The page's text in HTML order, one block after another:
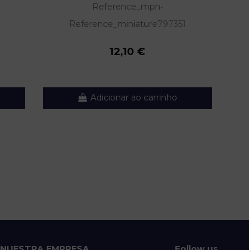
Reference_mpn-
Reference_miniature797351
12,10 €
Adicionar ao carrinho